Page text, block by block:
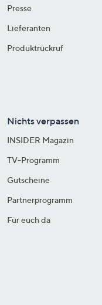
Presse
Lieferanten
Produktrückruf
Nichts verpassen
INSIDER Magazin
TV-Programm
Gutscheine
Partnerprogramm
Für euch da